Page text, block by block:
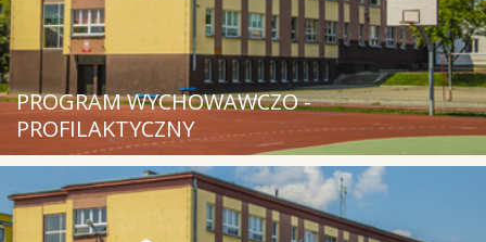
PROGRAM WYCHOWAWCZO -
PROFILAKTYCZNY